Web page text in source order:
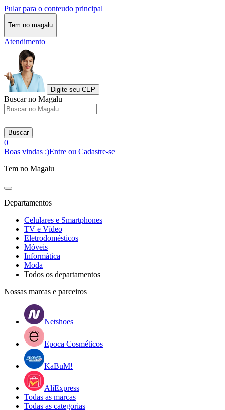
Pular para o conteudo principal
Tem no magalu
Atendimento
Digite seu CEP
Buscar no Magalu
Buscar
0
Boas vindas :)Entre ou Cadastre-se
Tem no Magalu
Departamentos
Celulares e Smartphones
TV e Vídeo
Eletrodomésticos
Móveis
Informática
Moda
Todos os departamentos
Nossas marcas e parceiros
Netshoes
Epoca Cosméticos
KaBuM!
AliExpress
Todas as marcas
Todas as categorias